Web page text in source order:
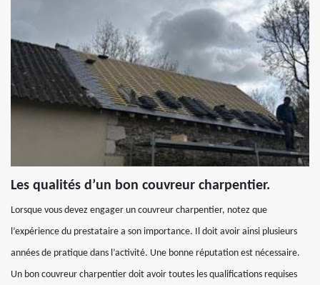
Les qualités d’un bon couvreur charpentier.
Lorsque vous devez engager un couvreur charpentier, notez que
l’expérience du prestataire a son importance. Il doit avoir ainsi plusieurs
années de pratique dans l’activité. Une bonne réputation est nécessaire.
Un bon couvreur charpentier doit avoir toutes les qualifications requises